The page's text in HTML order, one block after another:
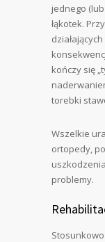
jednego
łąkotek.
kończy się
torebki
Wszelkie
ortopedy,
problemy.